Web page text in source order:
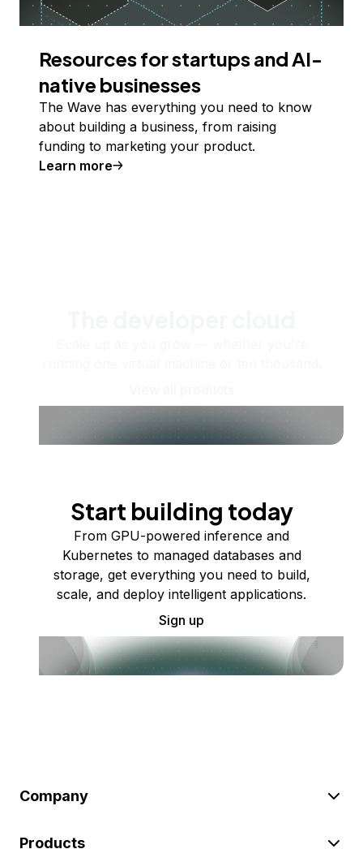
Resources for startups and AI-
native businesses
The Wave has everything you need to know
about building a business, from raising
funding to marketing your product.
Learn more
Start building today
From GPU-powered inference and
Kubernetes to managed databases and
storage, get everything you need to build,
scale, and deploy intelligent applications.
Sign up
Company
Products